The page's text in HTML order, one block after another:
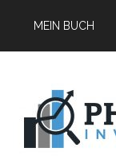
MEIN BUCH